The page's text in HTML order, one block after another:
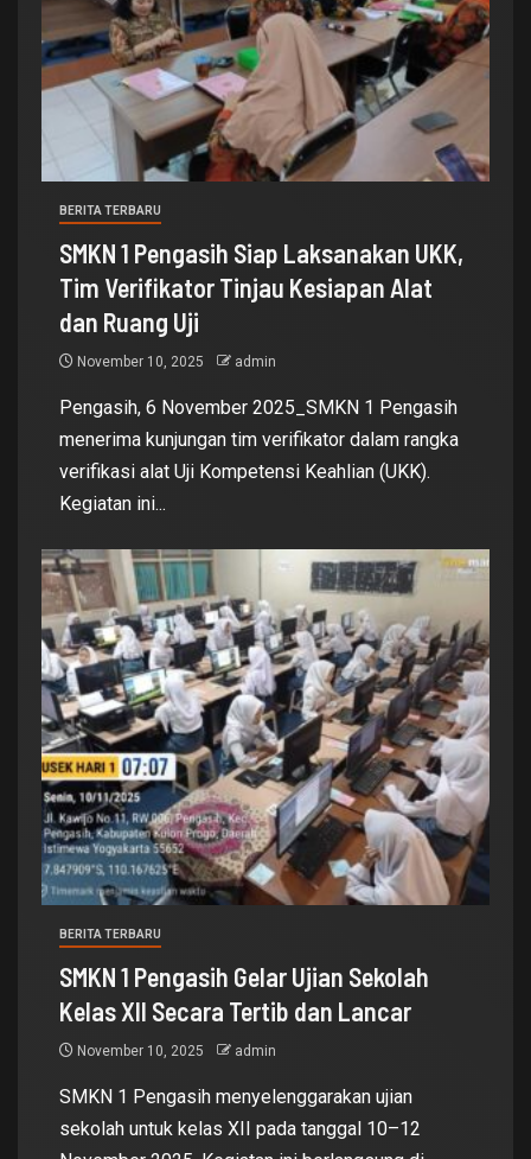
BERITA TERBARU
SMKN 1 Pengasih Siap Laksanakan UKK,
Tim Verifikator Tinjau Kesiapan Alat
dan Ruang Uji
November 10, 2025 admin
Pengasih, 6 November 2025_SMKN 1 Pengasih
menerima kunjungan tim verifikator dalam rangka
verifikasi alat Uji Kompetensi Keahlian (UKK).
Kegiatan ini...
BERITA TERBARU
SMKN 1 Pengasih Gelar Ujian Sekolah
Kelas XII Secara Tertib dan Lancar
November 10, 2025 admin
SMKN 1 Pengasih menyelenggarakan ujian
sekolah untuk kelas XII pada tanggal 10–12